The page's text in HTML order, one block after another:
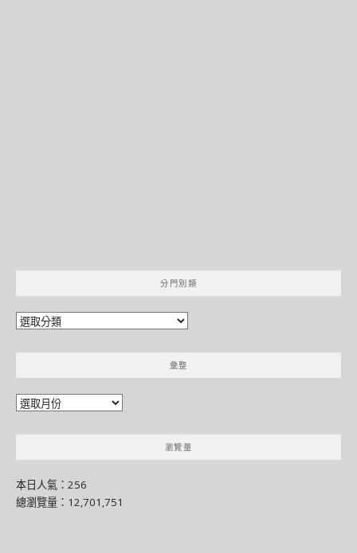
分門別類
分
別
彙整
彙
瀏覽量
本日人氣：256
總瀏覽量：12,701,751